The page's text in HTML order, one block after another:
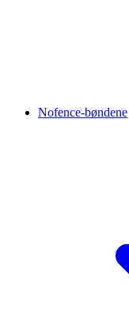
Nofence-bøndene